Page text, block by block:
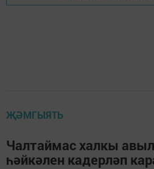
ҖӘМГЫЯТЬ
Чалтаймас халкы
һәйкәлен кадерләп